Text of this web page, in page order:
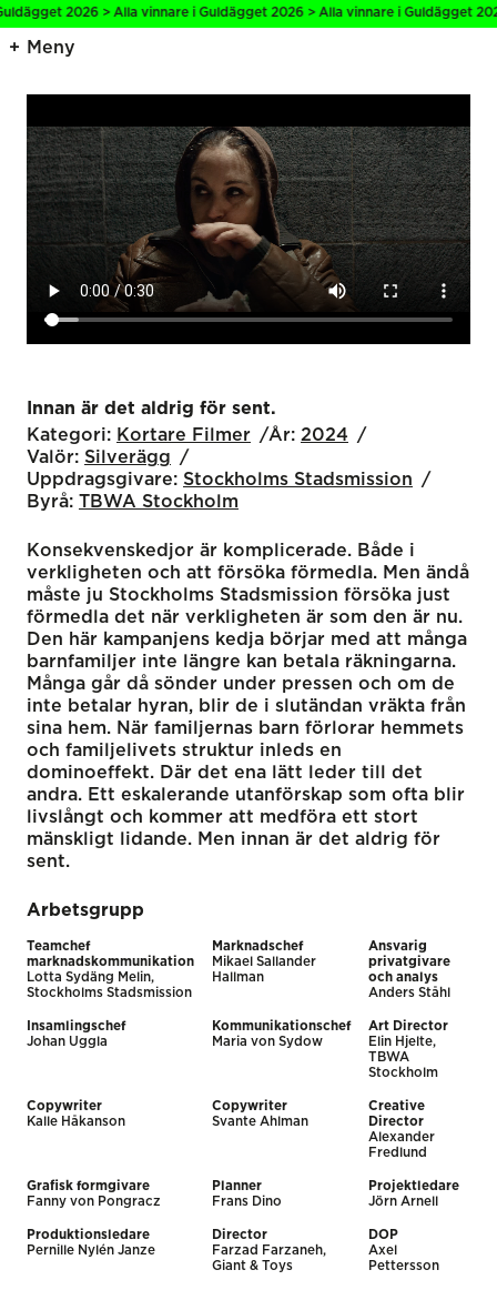
2026 > Alla vinnare i Guldägget 2026 > Alla vinnare i Guldägget
Meny
Innan är det aldrig för sent.
Kategori: Kortare Filmer År: 2024
Valör: Silverägg
Uppdragsgivare: Stockholms Stadsmission
Byrå: TBWA Stockholm
Konsekvenskedjor är komplicerade. Både i
verkligheten och att försöka förmedla. Men ändå
måste ju Stockholms Stadsmission försöka just
förmedla det när verkligheten är som den är nu.
Den här kampanjens kedja börjar med att många
barnfamiljer inte längre kan betala räkningarna.
Många går då sönder under pressen och om de
inte betalar hyran, blir de i slutändan vräkta från
sina hem. När familjernas barn förlorar hemmets
och familjelivets struktur inleds en
dominoeffekt. Där det ena lätt leder till det
andra. Ett eskalerande utanförskap som ofta blir
livslångt och kommer att medföra ett stort
mänskligt lidande. Men innan är det aldrig för
sent.
Arbetsgrupp
Teamchef
marknadskommunikation
Lotta Sydäng Melin,
Stockholms Stadsmission
Marknadschef
Mikael Sallander
Hallman
Ansvarig
privatgivare
och analys
Anders Ståhl
Insamlingschef
Johan Uggla
Kommunikationschef
Maria von Sydow
Art Director
Elin Hjelte,
TBWA
Stockholm
Copywriter
Kalle Håkanson
Copywriter
Svante Ahlman
Creative
Director
Alexander
Fredlund
Grafisk formgivare
Fanny von Pongracz
Planner
Frans Dino
Projektledare
Jörn Arnell
Produktionsledare
Pernille Nylén Janze
Director
Farzad Farzaneh,
Giant & Toys
DOP
Axel
Pettersson